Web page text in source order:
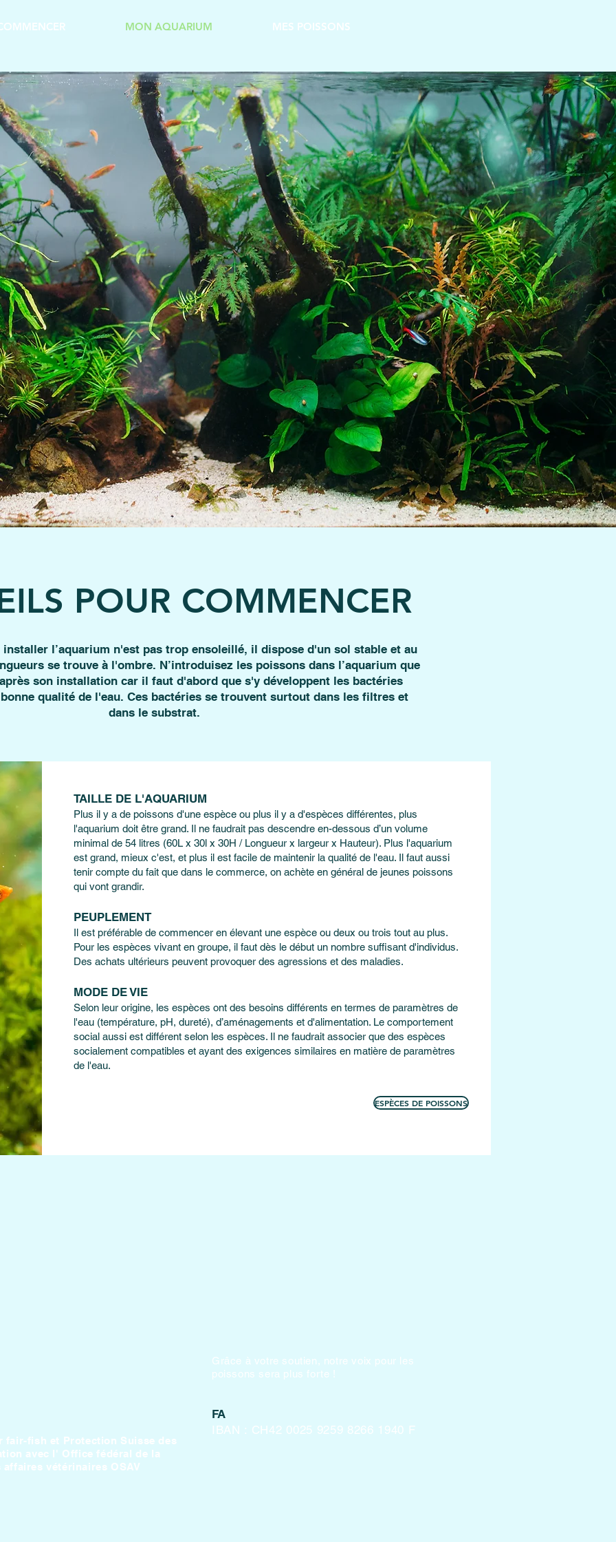
MON AQUARIUM MES POISSONS
POUR COMMENCER
l’aquarium n'est pas trop ensoleillé, il dispose d'un sol stable et au
se trouve à l'ombre. N’introduisez les poissons dans l’aquarium que
son installation car il faut d'abord que s'y développent les bactéries
qualité de l'eau. Ces bactéries se trouvent surtout dans les filtres et
dans le substrat.
TAILLE DE L'AQUARIUM
Plus il y a de poissons d'une espèce ou plus il y a d'espèces différentes, plus
l'aquarium doit être grand. Il ne faudrait pas descendre en-dessous d’un volume
minimal de 54 litres (60L x 30l x 30H / Longueur x largeur x Hauteur). Plus l'aquarium
est grand, mieux c'est, et plus il est facile de maintenir la qualité de l'eau. Il faut aussi
tenir compte du fait que dans le commerce, on achète en général de jeunes poissons
qui vont grandir.
PEUPLEMENT
Il est préférable de commencer en élevant une espèce ou deux ou trois tout au plus.
Pour les espèces vivant en groupe, il faut dès le début un nombre suffisant d'individus.
Des achats ultérieurs peuvent provoquer des agressions et des maladies.
MODE DE VIE
Selon leur origine, les espèces ont des besoins différents en termes de paramètres de
l'eau (température, pH, dureté), d’aménagements et d'alimentation. Le comportement
social aussi est différent selon les espèces. Il ne faudrait associer que des espèces
socialement compatibles et ayant des exigences similaires en matière de paramètres
de l'eau.
ESPÈCES DE POISSONS
fair-fish et Protection Suisse des
avec l' Office fédéral de la
vétérinaires OSAV
Grâce à votre soutien, notre voix pour les
poissons sera plus forte !
FA
IBAN : CH42 0025 9259 8266 1940 F